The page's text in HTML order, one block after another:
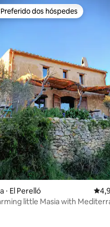
média de 5, 88 avaliações
os melhores preferidos dos
Preferido dos hóspedes
⋅ El Perelló 4,97
little Masia with